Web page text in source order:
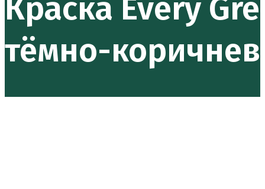
Краска Every
тёмно-